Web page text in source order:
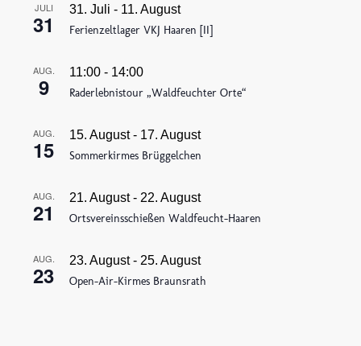
JULI
31
31. Juli - 11. August
Ferienzeltlager VKJ Haaren [II]
AUG.
9
11:00 - 14:00
Raderlebnistour „Waldfeuchter Orte“
AUG.
15
15. August- 17. August
Sommerkirmes Brüggelchen
AUG.
21
21. August- 22. August
Ortsvereinsschießen Waldfeucht-Haaren
AUG.
23
23. August- 25. August
Open-Air-Kirmes Braunsrath